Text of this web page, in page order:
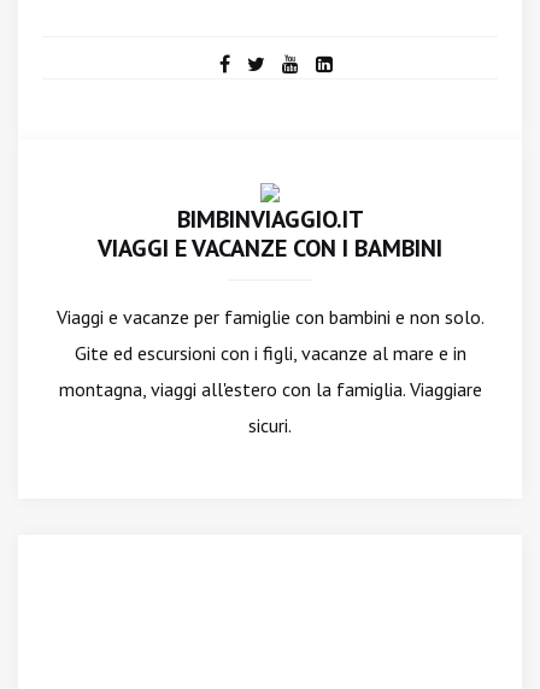
BIMBINVIAGGIO.IT
VIAGGI E VACANZE CON I BAMBINI
Viaggi e vacanze per famiglie con bambini e non solo.
Gite ed escursioni con i figli, vacanze al mare e in
montagna, viaggi all'estero con la famiglia. Viaggiare
sicuri.